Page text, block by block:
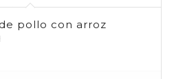
pollo con arroz